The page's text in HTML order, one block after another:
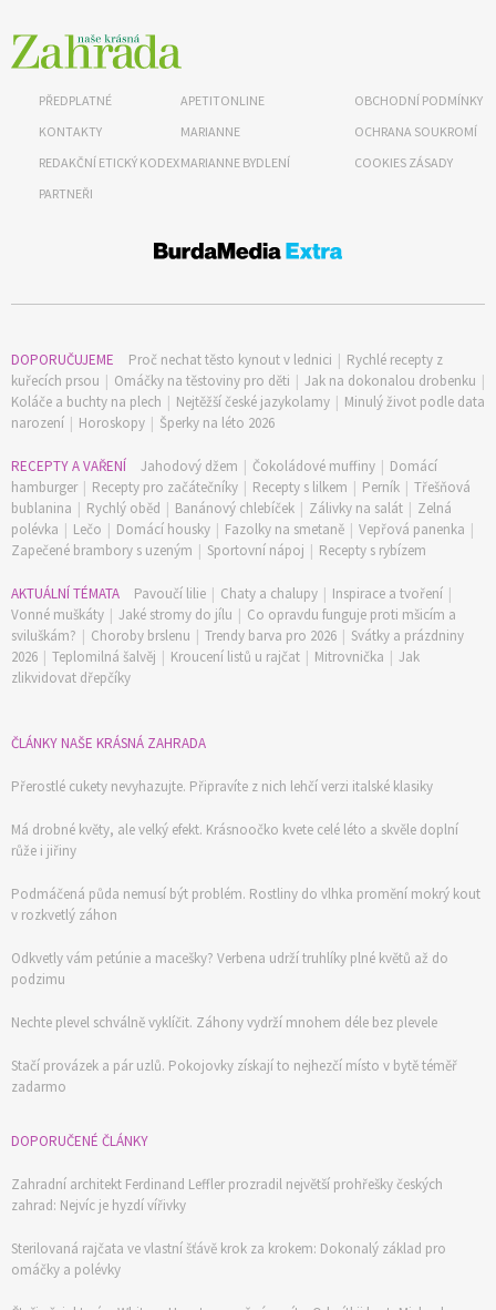
PŘEDPLATNÉ
KONTAKTY
REDAKČNÍ ETICKÝ KODEX
PARTNEŘI
APETITONLINE
MARIANNE
MARIANNE BYDLENÍ
OBCHODNÍ PODMÍNKY
OCHRANA SOUKROMÍ
COOKIES ZÁSADY
DOPORUČUJEME Proč nechat těsto kynout v lednici | Rychlé recepty z
kuřecích prsou | Omáčky na těstoviny pro děti | Jak na dokonalou drobenku |
Koláče a buchty na plech | Nejtěžší české jazykolamy | Minulý život podle data
narození | Horoskopy | Šperky na léto 2026
RECEPTY A VAŘENÍ Jahodový džem | Čokoládové muffiny | Domácí
hamburger | Recepty pro začátečníky | Recepty s lilkem | Perník | Třešňová
bublanina | Rychlý oběd | Banánový chlebíček | Zálivky na salát | Zelná
polévka | Lečo | Domácí housky | Fazolky na smetaně | Vepřová panenka |
Zapečené brambory s uzeným | Sportovní nápoj | Recepty s rybízem
AKTUÁLNÍ TÉMATA Pavoučí lilie | Chaty a chalupy | Inspirace a tvoření |
Vonné muškáty | Jaké stromy do jílu | Co opravdu funguje proti mšicím a
sviluškám? | Choroby brslenu | Trendy barva pro 2026 | Svátky a prázdniny
2026 | Teplomilná šalvěj | Kroucení listů u rajčat | Mitrovnička | Jak
zlikvidovat dřepčíky
ČLÁNKY NAŠE KRÁSNÁ ZAHRADA
Přerostlé cukety nevyhazujte. Připravíte z nich lehčí verzi italské klasiky
Má drobné květy, ale velký efekt. Krásnoočko kvete celé léto a skvěle doplní
růže i jiřiny
Podmáčená půda nemusí být problém. Rostliny do vlhka promění mokrý kout
v rozkvetlý záhon
Odkvetly vám petúnie a macešky? Verbena udrží truhlíky plné květů až do
podzimu
Nechte plevel schválně vyklíčit. Záhony vydrží mnohem déle bez plevele
Stačí provázek a pár uzlů. Pokojovky získají to nejhezčí místo v bytě téměř
zadarmo
DOPORUČENÉ ČLÁNKY
Zahradní architekt Ferdinand Leffler prozradil největší prohřešky českých
zahrad: Nejvíc je hyzdí vířivky
Sterilovaná rajčata ve vlastní šťávě krok za krokem: Dokonalý základ pro
omáčky a polévky